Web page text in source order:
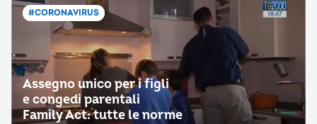
#CORONAVIRUS
Assegno unico per i figli
e congedi parentali
Family Act: tutte le norme